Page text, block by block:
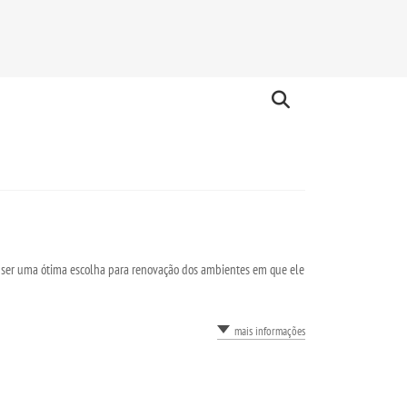
uma ótima escolha para renovação dos ambientes em que ele
mais informações